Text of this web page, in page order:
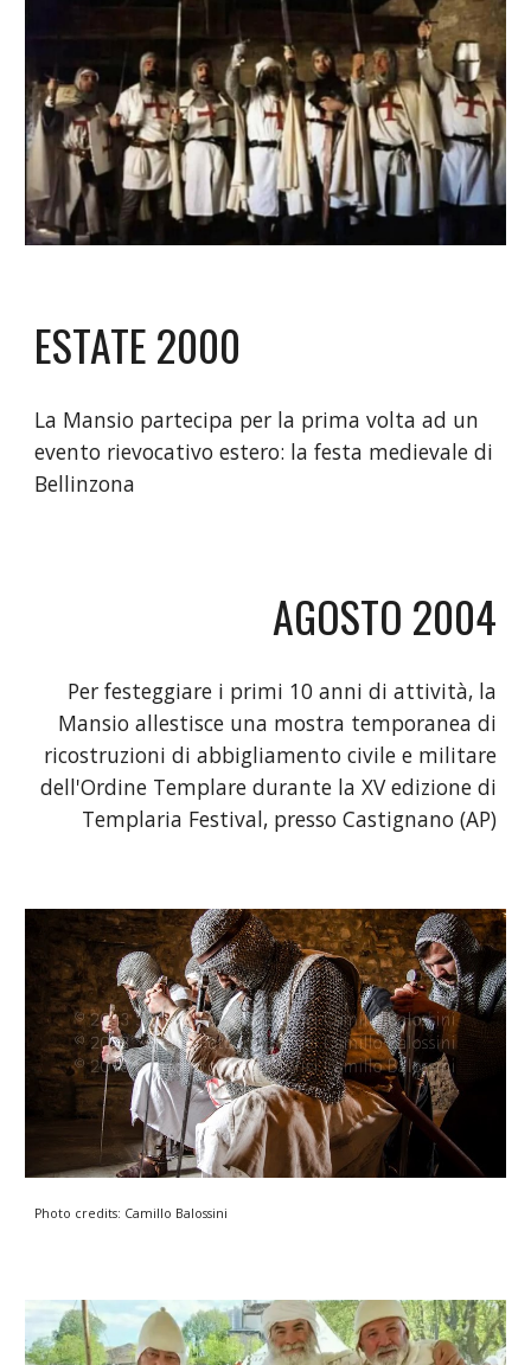
ESTATE 2000
La Mansio partecipa per la prima volta ad un
evento rievocativo estero: la festa medievale di
Bellinzona
AGOSTO 2004
Per festeggiare i primi 10 anni di attività, la
Mansio allestisce una mostra temporanea di
ricostruzioni di abbigliamento civile e militare
dell'Ordine Templare durante la XV edizione di
Templaria Festival, presso Castignano (AP)
Photo credits: Camillo Balossini